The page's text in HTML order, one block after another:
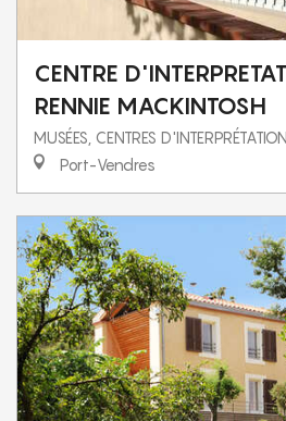
CENTRE
RENNIE MACKINTOSH
MUSÉES, CENTRES
Port-Vendres